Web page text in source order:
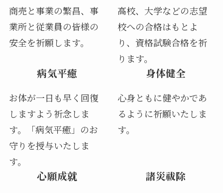
商売と事業の繁昌、事
業所と従業員の皆様の
安全を祈願します。
高校、大学などの志望
校への合格はもとよ
り、資格試験合格を祈
ります。
病気平癒
お体が一日も早く回復
しますよう祈念しま
す。「病気平癒」のお
守りを授与いたしま
す。
身体健全
心身ともに健やかであ
るように祈願いたしま
す。
心願成就 諸災祓除